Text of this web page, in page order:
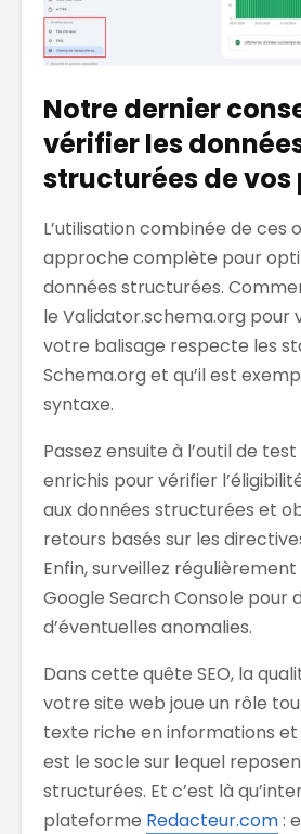
Notre dernier
vérifier les
structurées de vos
L’utilisation combinée de ces
approche complète pour
données structurées.
le Validator.schema.org pour
votre balisage respecte les
Schema.org et qu’il est
syntaxe.
Passez ensuite à l’outil de
enrichis pour vérifier
aux données structurées et
retours basés sur les
Enfin, surveillez
Google Search Console pour
d’éventuelles anomalies.
Dans cette quête SEO, la
votre site web joue un rôle
texte riche en informations
est le socle sur lequel
structurées. Et c’est là
plateforme Redacteur.com: